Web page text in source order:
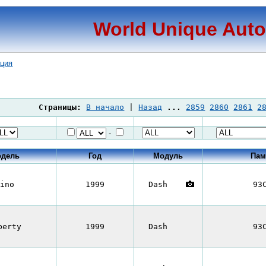
World Unique
Страницы: В начало |Назад ... 2859 2860 2861
-
Год Модуль
1999 Dash
1999 Dash